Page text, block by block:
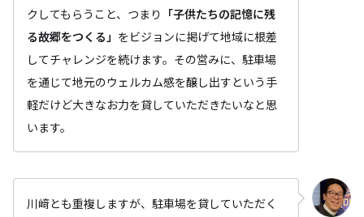
クしてもらうこと、つまり 「子供たちの記憶に残
る故郷をつくる」 をビジョンに掲げて地域に根差
してチャレンジを続けます。その営みに、駐車場
を通じて地元のウェルカム感を醸し出すという手
軽だけど大きなお力を貸していただきたいなと思
います。
川﨑とも重複しますが、駐車場を貸していただく